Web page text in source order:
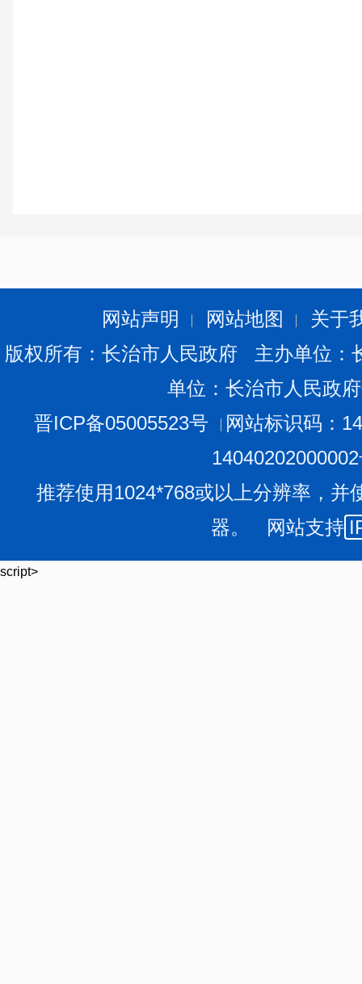
网站声明 网站地图
关于
版权所有：长治市人民政府 主办单位
单位：长治市人民政
晋ICP备05005523号
网站标识码：
推荐使用1024*768或以上分辨率，并
器。 网站支持
script>